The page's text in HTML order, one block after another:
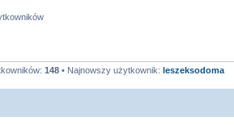
148 • Najnowszy użytkownik: leszeksodoma